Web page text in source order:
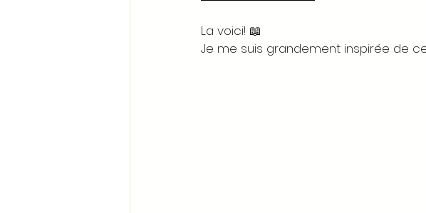
La voici! 📖
Je me suis grandement inspirée de